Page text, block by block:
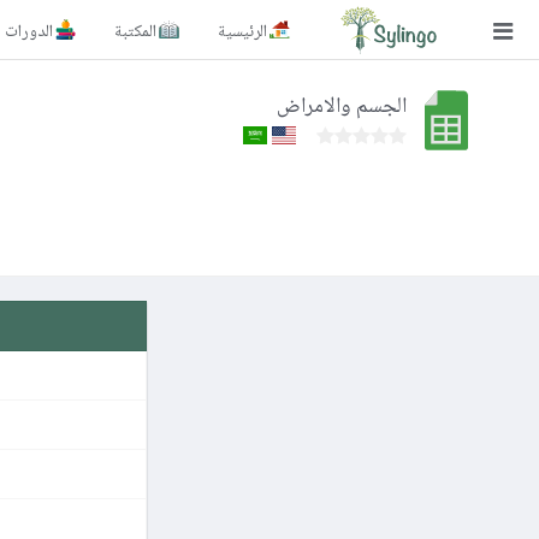
الرئيسية المكتبة الدورات
الصفحة الرئيسية
الجسم والامراض